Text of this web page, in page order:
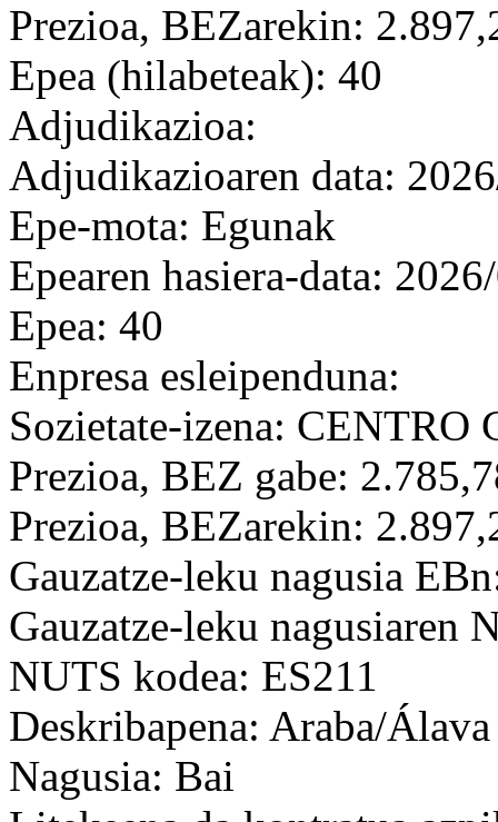
Prezioa, BEZarekin:
Epea (hilabeteak): 40
Adjudikazioa:
Adjudikazioaren data:
Epe-mota: Egunak
Epearen hasiera-data:
Epea: 40
Enpresa esleipenduna:
Sozietate-izena:
Prezioa, BEZ gabe:
Prezioa, BEZarekin:
Gauzatze-leku nagusia
Gauzatze-leku nagusiaren
NUTS kodea: ES211
Deskribapena: Araba/Álava
Nagusia: Bai